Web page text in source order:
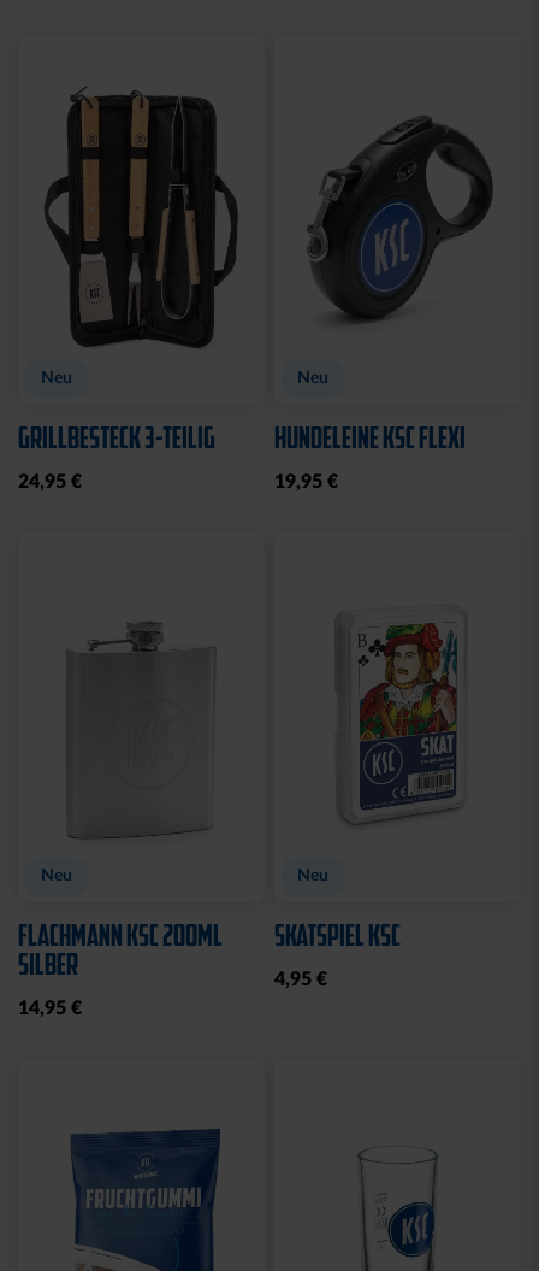
Neu
GRILLBESTECK 3-TEILIG
24,95 €
Neu
HUNDELEINE KSC FLEXI
19,95 €
Neu
FLACHMANN KSC 200ML
SILBER
14,95 €
Neu
SKATSPIEL KSC
4,95 €